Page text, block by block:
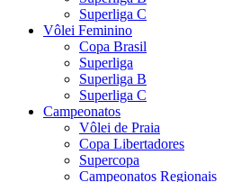
Superliga C
Vôlei Feminino
Copa Brasil
Superliga
Superliga B
Superliga C
Campeonatos
Vôlei de Praia
Copa Libertadores
Supercopa
Campeonatos Regionais